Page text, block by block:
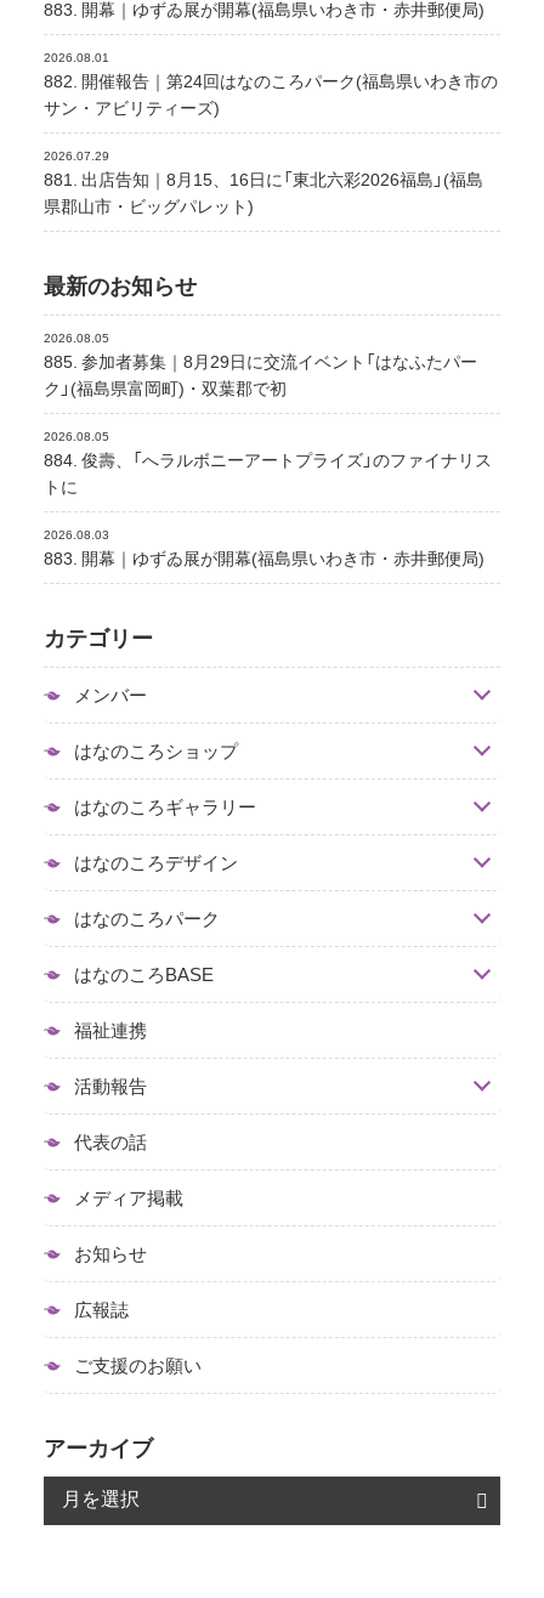
883. 開幕｜ゆずゐ展が開幕(福島県いわき市・赤井郵便局)
2026.08.01
882. 開催報告｜第24回はなのころパーク(福島県いわき市の
サン・アビリティーズ)
2026.07.29
881. 出店告知｜8月15、16日に「東北六彩2026福島」(福島
県郡山市・ビッグパレット)
最新のお知らせ
2026.08.05
885. 参加者募集｜8月29日に交流イベント「はなふたパー
ク」(福島県富岡町)・双葉郡で初
2026.08.05
884. 俊壽、「へラルボニーアートプライズ」のファイナリス
トに
2026.08.03
883. 開幕｜ゆずゐ展が開幕(福島県いわき市・赤井郵便局)
カテゴリー
メンバー
はなのころショップ
はなのころギャラリー
はなのころデザイン
はなのころパーク
はなのころBASE
福祉連携
活動報告
代表の話
メディア掲載
お知らせ
広報誌
ご支援のお願い
アーカイブ